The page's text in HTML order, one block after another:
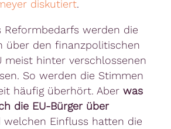
diskutiert.
Reformbedarfs werden die
über den finanzpolitischen
meist hinter verschlossenen
So werden die Stimmen
häufig überhört. Aber was
die EU-Bürger über
welchen Einfluss hatten die